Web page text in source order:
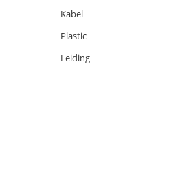
Kabel
Plastic
Leiding